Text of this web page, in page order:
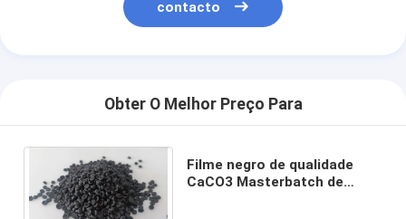
contacto
Obter O Melhor Preço Para
Filme negro de qualidade
CaCO3 Masterbatch de